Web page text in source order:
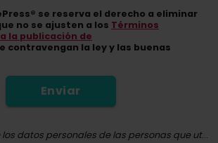
se reserva el derecho a eliminar
no se ajusten a los Términos
la publicación de
contravengan la ley y las buenas
Enviar
El administrador de los datos personales de las personas que utilizan el sitio web whitepress.com y todos sus subsitios (en adelante: el Sitio Web) en el marco del Reglamento del Parlamento Europeo y del Consejo (UE) 2016/679 de 27 de abril de 2016 relativo a la protección de las personas físicas en lo que respecta al tratamiento de datos personales y a la libre circulación de estos datos y por el que se deroga la Directiva 95/46/CE (en adelante: RODO) es conjuntamente "WhitePress" Spółka z ograniczoną odpowiedzialnością con domicilio social en Bielsko-Biała en ul. Legionów 26/28, inscrita en el Registro de Empresarios del Registro Judicial Nacional llevado por el Tribunal de Distrito de Bielsko-Biała, 8ª División Económica del Registro Judicial Nacional con el número KRS: 0000651339, NIP: 9372667797, REGON: 243400145 y otras empresas del